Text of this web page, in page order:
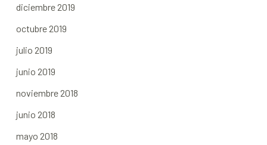
diciembre 2019
octubre 2019
julio 2019
junio 2019
noviembre 2018
junio 2018
mayo 2018